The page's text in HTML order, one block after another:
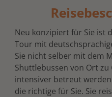
Neu konzipiert für Sie ist
Tour mit
Sie nicht selber mit dem
Shuttlebussen von Ort
intensiver betreut
die richtige für Sie. Sie